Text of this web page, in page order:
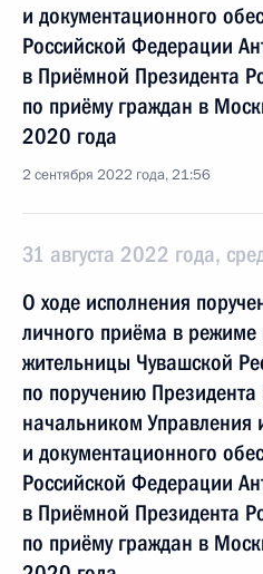
и документационного
Российской Федерации
в Приёмной Президента
по приёму граждан в
2020 года
2 сентября 2022 года, 21:56
31 августа 2022 года,
О ходе исполнения
личного приёма в
жительницы Чувашской
по поручению
начальником
и документационного
Российской Федерации
в Приёмной Президента
по приёму граждан в